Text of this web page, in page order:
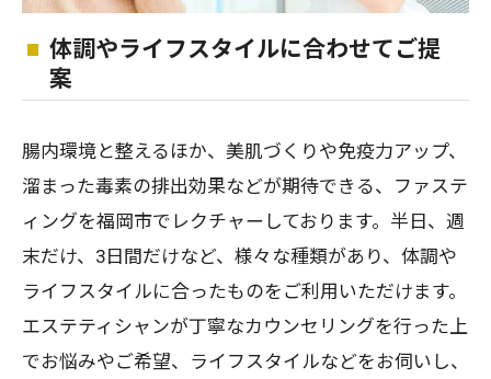
体調やライフスタイルに合わせてご提
案
腸内環境と整えるほか、美肌づくりや免疫力アップ、
溜まった毒素の排出効果などが期待できる、ファステ
ィングを福岡市でレクチャーしております。半日、週
末だけ、3日間だけなど、様々な種類があり、体調や
ライフスタイルに合ったものをご利用いただけます。
エステティシャンが丁寧なカウンセリングを行った上
でお悩みやご希望、ライフスタイルなどをお伺いし、